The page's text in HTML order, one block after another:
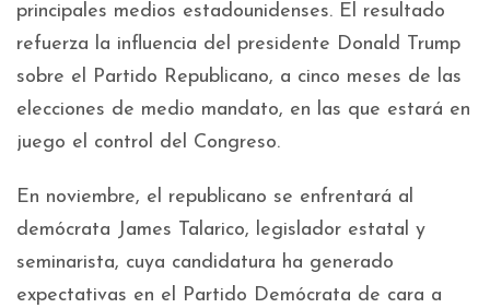
principales medios estadounidenses. El resultado
refuerza la influencia del presidente Donald Trump
sobre el Partido Republicano, a cinco meses de las
elecciones de medio mandato, en las que estará en
juego el control del Congreso.
En noviembre, el republicano se enfrentará al
demócrata James Talarico, legislador estatal y
seminarista, cuya candidatura ha generado
expectativas en el Partido Demócrata de cara a